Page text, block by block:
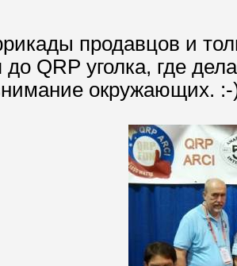
продавцов и
QRP уголка, где
окружающих.